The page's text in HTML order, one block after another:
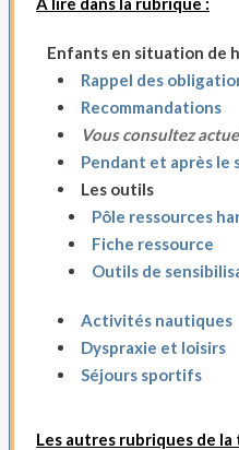
Enfants en situation de
Rappel des
Recommandations
Vous consultez
Pendant et après le
Les outils
Pôle ressources
Fiche ressource
Outils de
Activités nautiques
Dyspraxie et loisirs
Séjours sportifs
Les autres rubriques de